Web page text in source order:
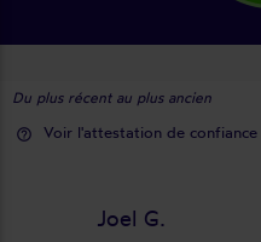
Du plus récent au plus ancien
help_outline Voir l'attestation de
Joel G.